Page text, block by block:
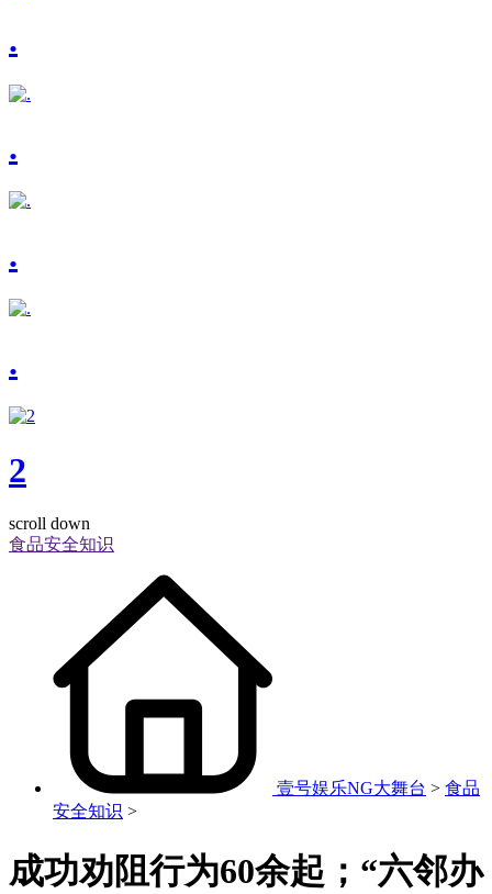
.
.
.
.
2
scroll down
食品安全知识
壹号娱乐NG大舞台 > 食品
安全知识 >
成功劝阻行为60余起；“六邻办